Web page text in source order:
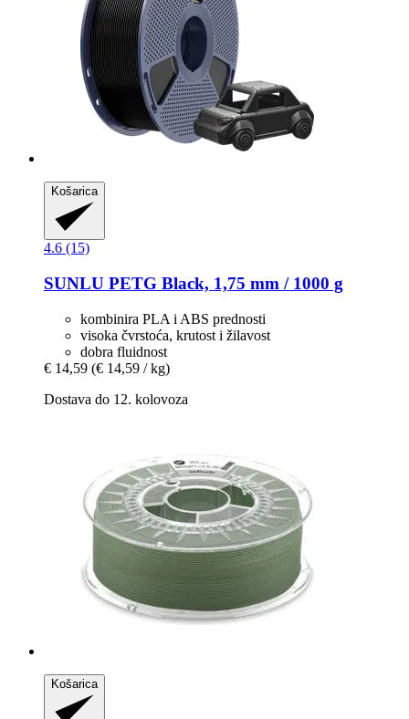
Košarica
4.6 (15)
SUNLU PETG Black, 1,75 mm / 1000 g
kombinira PLA i ABS prednosti
visoka čvrstoća, krutost i žilavost
dobra fluidnost
€ 14,59 (€ 14,59 / kg)
Dostava do 12. kolovoza
Košarica